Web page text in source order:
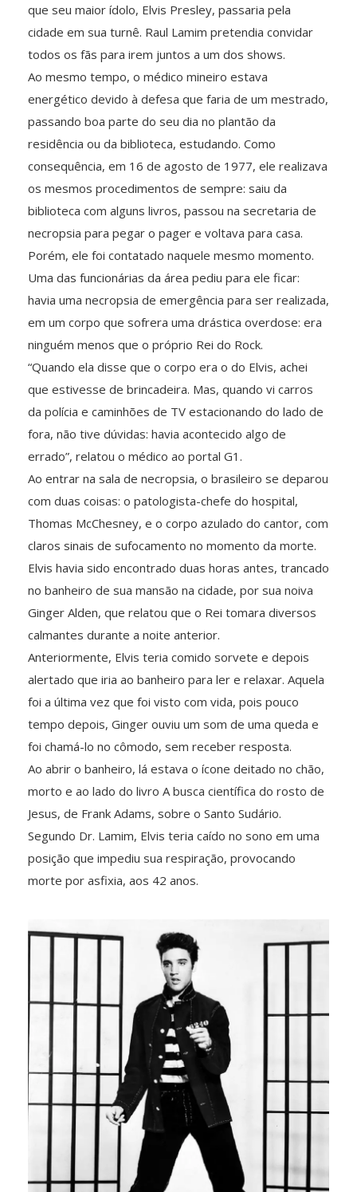
que seu maior ídolo, Elvis Presley, passaria pela
cidade em sua turnê. Raul Lamim pretendia convidar
todos os fãs para irem juntos a um dos shows.
Ao mesmo tempo, o médico mineiro estava
energético devido à defesa que faria de um mestrado,
passando boa parte do seu dia no plantão da
residência ou da biblioteca, estudando. Como
consequência, em 16 de agosto de 1977, ele realizava
os mesmos procedimentos de sempre: saiu da
biblioteca com alguns livros, passou na secretaria de
necropsia para pegar o pager e voltava para casa.
Porém, ele foi contatado naquele mesmo momento.
Uma das funcionárias da área pediu para ele ficar:
havia uma necropsia de emergência para ser realizada,
em um corpo que sofrera uma drástica overdose: era
ninguém menos que o próprio Rei do Rock.
“Quando ela disse que o corpo era o do Elvis, achei
que estivesse de brincadeira. Mas, quando vi carros
da polícia e caminhões de TV estacionando do lado de
fora, não tive dúvidas: havia acontecido algo de
errado”, relatou o médico ao portal G1.
Ao entrar na sala de necropsia, o brasileiro se deparou
com duas coisas: o patologista-chefe do hospital,
Thomas McChesney, e o corpo azulado do cantor, com
claros sinais de sufocamento no momento da morte.
Elvis havia sido encontrado duas horas antes, trancado
no banheiro de sua mansão na cidade, por sua noiva
Ginger Alden, que relatou que o Rei tomara diversos
calmantes durante a noite anterior.
Anteriormente, Elvis teria comido sorvete e depois
alertado que iria ao banheiro para ler e relaxar. Aquela
foi a última vez que foi visto com vida, pois pouco
tempo depois, Ginger ouviu um som de uma queda e
foi chamá-lo no cômodo, sem receber resposta.
Ao abrir o banheiro, lá estava o ícone deitado no chão,
morto e ao lado do livro A busca científica do rosto de
Jesus, de Frank Adams, sobre o Santo Sudário.
Segundo Dr. Lamim, Elvis teria caído no sono em uma
posição que impediu sua respiração, provocando
morte por asfixia, aos 42 anos.